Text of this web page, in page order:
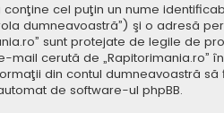
cel puţin un nume
dumneavoastră”) şi o adresă
sunt protejate de legile de
cerută de „Rapitorimania.ro”
din contul dumneavoastră
de software-ul phpBB.